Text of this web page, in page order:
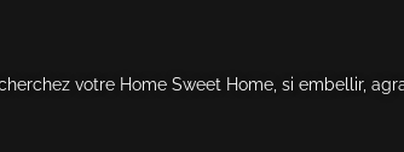
votre Home Sweet Home, si embellir,